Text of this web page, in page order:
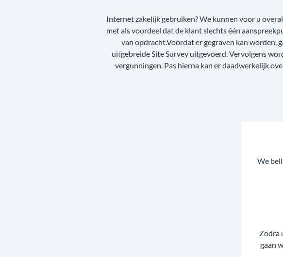
Internet zakelijk gebruiken? We kunnen voor u
met als voordeel dat de klant slechts één
van opdracht.Voordat er gegraven kan worden,
uitgebreide Site Survey uitgevoerd. Vervolgens
vergunningen. Pas hierna kan er daadwerkelijk
We
Zodra
gaan